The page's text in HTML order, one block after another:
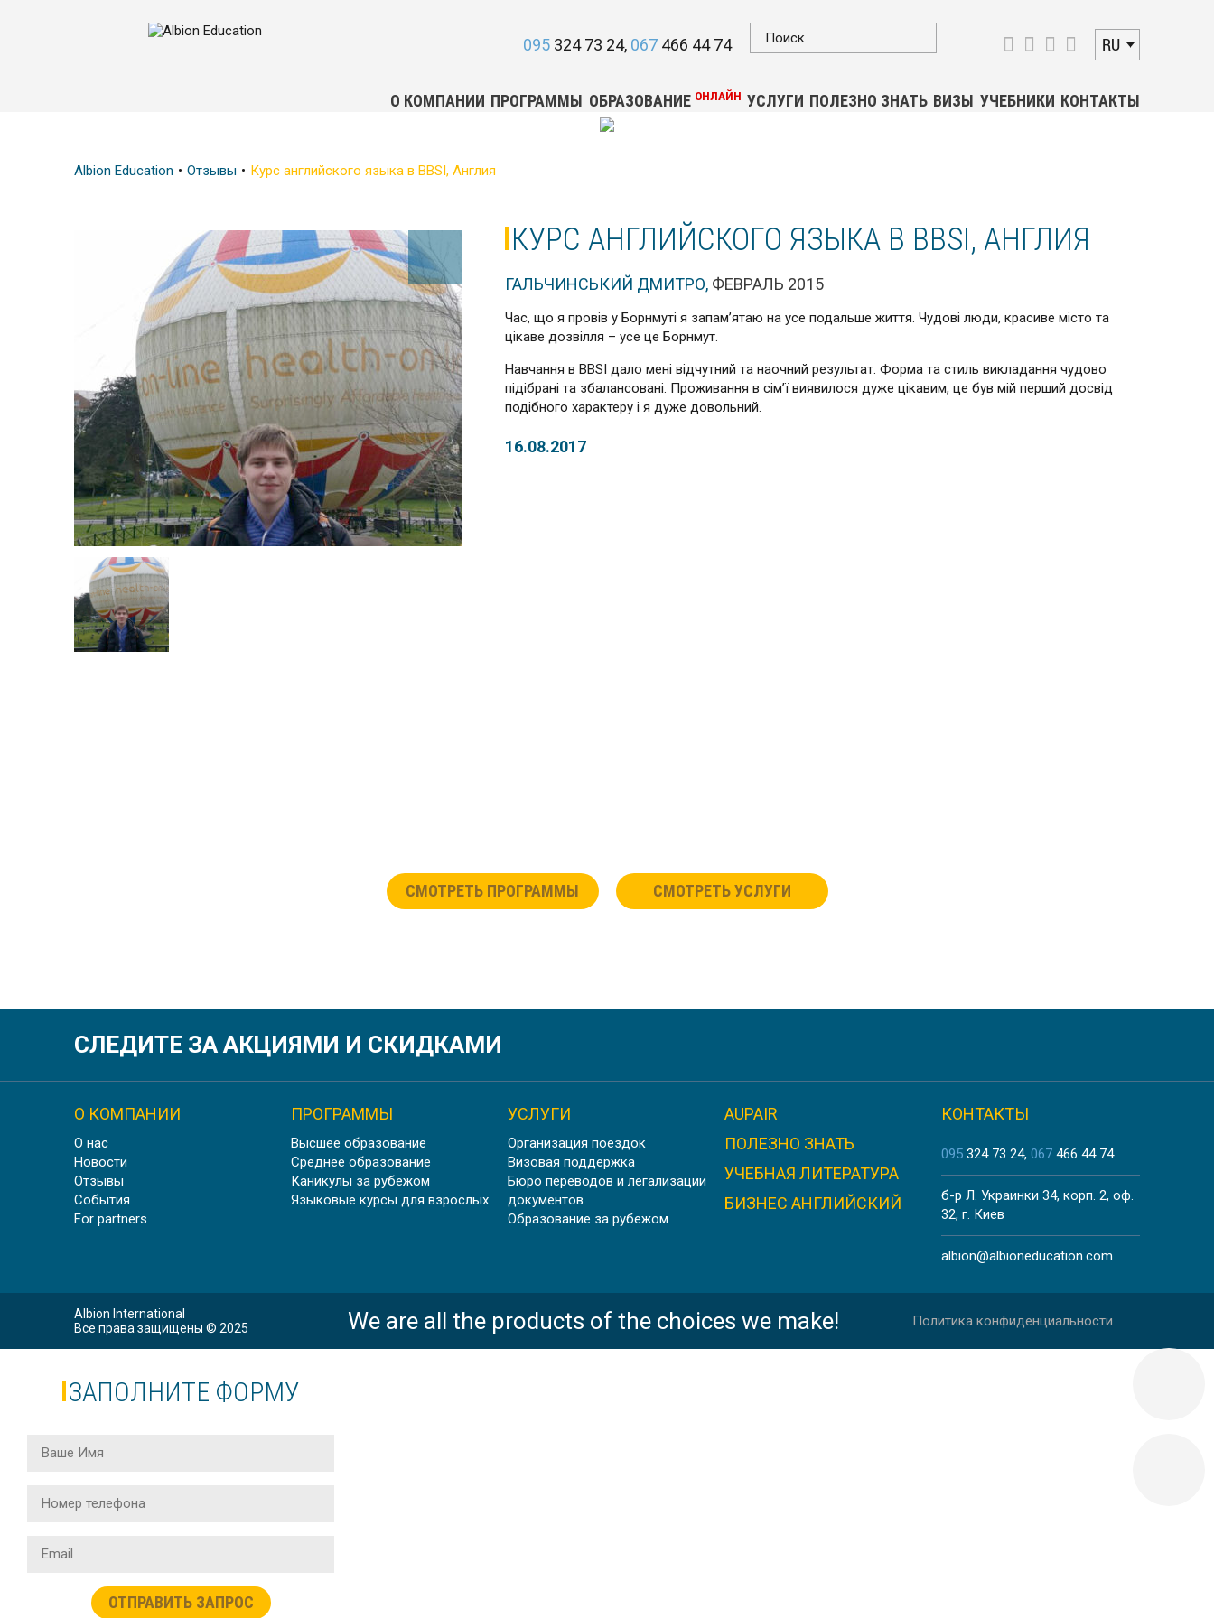
095 324 73 24 067 466 44 74 RU
О КОМПАНИИ ПРОГРАММЫ ОБРАЗОВАНИЕ ОНЛАЙН УСЛУГИ ПОЛЕЗНО ЗНАТЬ ВИЗЫ УЧЕБНИКИ КОНТАКТЫ
Albion Education Отзывы Курс английского языка в BBSI, Англия
КУРС АНГЛИЙСКОГО ЯЗЫКА В BBSI, АНГЛИЯ
ГАЛЬЧИНСЬКИЙ ДМИТРО, ФЕВРАЛЬ 2015
Час, що я провів у Борнмуті я запам’ятаю на усе подальше життя. Чудові люди, красиве місто та
цікаве дозвілля – усе це Борнмут.
Навчання в BBSI дало мені відчутний та наочний результат. Форма та стиль викладання чудово
підібрані та збалансовані. Проживання в сім’ї виявилося дуже цікавим, це був мій перший досвід
подібного характеру і я дуже довольний.
16.08.2017
СМОТРЕТЬ ПРОГРАММЫ СМОТРЕТЬ УСЛУГИ
СЛЕДИТЕ ЗА АКЦИЯМИ И СКИДКАМИ
О КОМПАНИИ
О нас
Новости
Отзывы
События
For partners
ПРОГРАММЫ
Высшее образование
Среднее образование
Каникулы за рубежом
Языковые курсы для взрослых
УСЛУГИ
Организация поездок
Визовая поддержка
Бюро переводов и легализации
документов
Образование за рубежом
AUPAIR
ПОЛЕЗНО ЗНАТЬ
УЧЕБНАЯ ЛИТЕРАТУРА
БИЗНЕС АНГЛИЙСКИЙ
КОНТАКТЫ
095 324 73 24 067 466 44 74
б-р Л. Украинки 34, корп. 2, оф.
32, г. Киев
albion@albioneducation.com
Albion International
Все права защищены © 2025
We are all the products of the choices we make! Политика конфиденциальности
ЗАПОЛНИТЕ ФОРМУ